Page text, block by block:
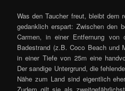
Was den Taucher freut, bleibt dem
gedanklich erspart: Zwischen den
Carmen, in einer Entfernung von
Badestrand (z.B. Coco Beach und
in einer Tiefe von 25m eine
Der sandige Untergrund, die
Nähe zum Land sind eigentlich
Zudem gilt sie als